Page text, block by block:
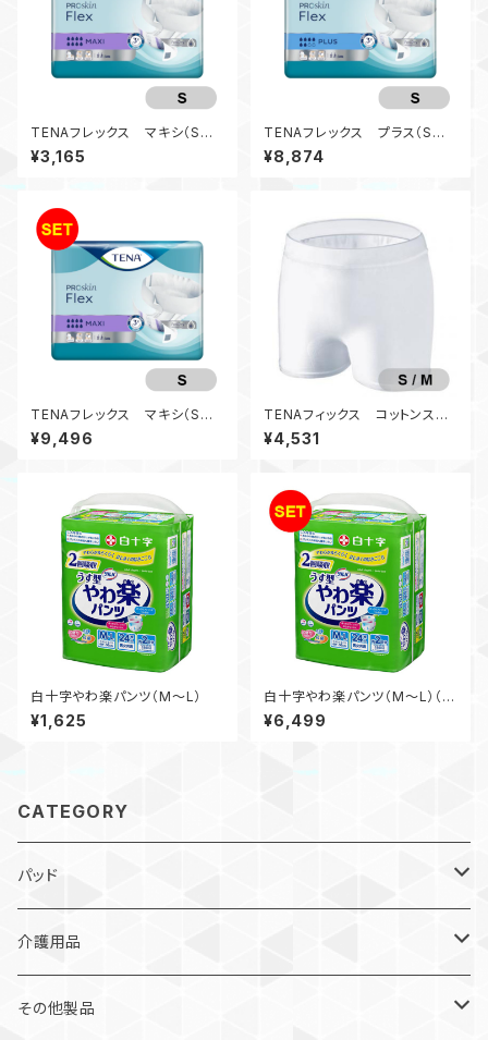
TENAフレックス マキシ（Sサ
イズ）
¥3,165
TENAフレックス プラス（Sサ
イズ）（3袋入）
¥8,874
TENAフレックス マキシ（Sサ
イズ）（3袋入）
¥9,496
TENAフィックス コットンスペ
シャル（S/M）（ホワイト）
¥4,531
白十字やわ楽パンツ（M～L）
¥1,625
白十字やわ楽パンツ（M～L）（4
袋入）
¥6,499
CATEGORY
パッド
軽失禁パッド
パッドタイプ
介護用品
ベッドシート
その他製品